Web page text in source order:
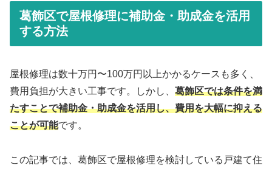
葛飾区で屋根修理に補助金・助成金を活用
する方法
屋根修理は数十万円〜100万円以上かかるケースも多く、
費用負担が大きい工事です。しかし、 葛飾区では条件を満
たすことで補助金・助成金を活用し、費用を大幅に抑える
ことが可能です。
この記事では、葛飾区で屋根修理を検討している戸建て住